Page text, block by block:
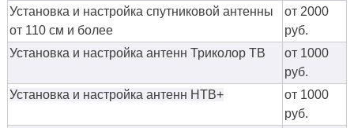
Установка и настройка спутниковой антенны
от 110 см и более
от 2000
руб.
Установка и настройка антенн Триколор ТВ
от 1000
руб.
Установка и настройка антенн НТВ+
от 1000
руб.